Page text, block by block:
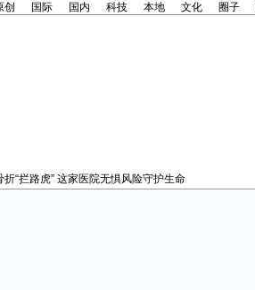
创 国际 国内 科技 本地 文化 圈子
“拦路虎” 这家医院无惧风险守护生命